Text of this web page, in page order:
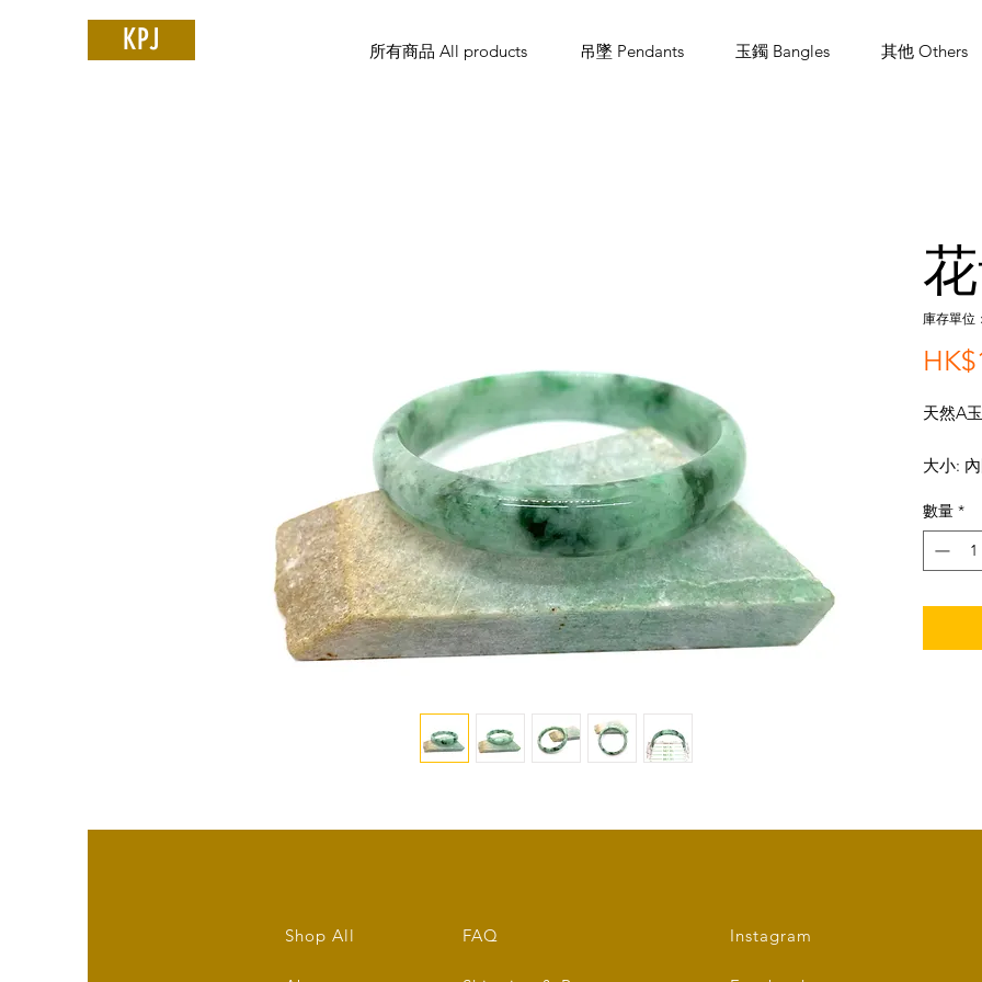
KPJ 所有商品 All products 吊墜 Pendants 玉鐲 Bangles 其他 Others
庫存單位
天然A
大小:
玉鈪闊
Type A
Size:
數量 *
Shop All FAQ Instagram